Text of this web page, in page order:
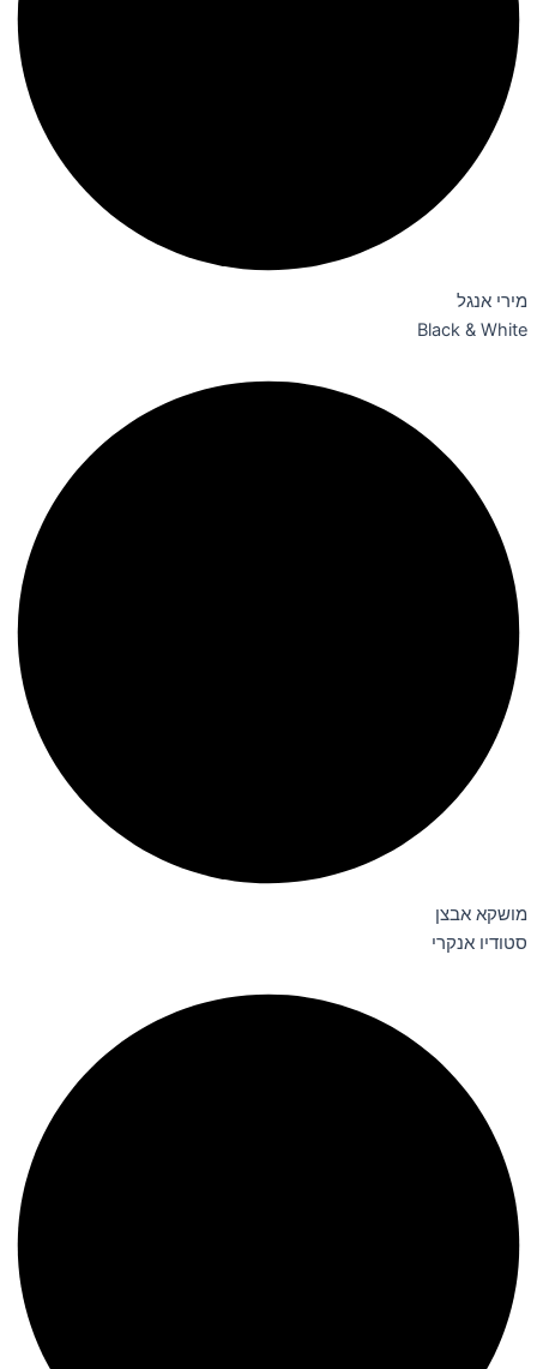
מירי אנגל
Black & White
מושקא אבצן
סטודיו אנקרי